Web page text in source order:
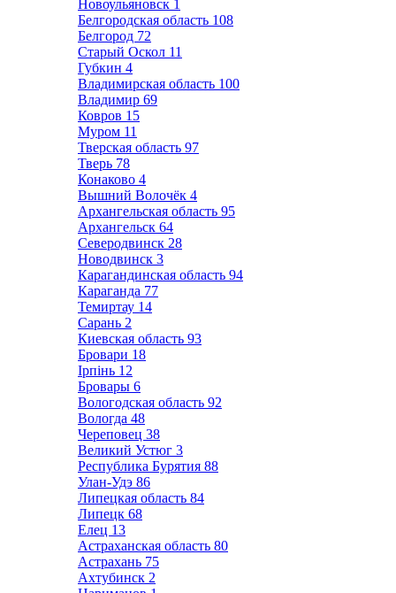
Новоульяновск 1
Белгородская область 108
Белгород 72
Старый Оскол 11
Губкин 4
Владимирская область 100
Владимир 69
Ковров 15
Муром 11
Тверская область 97
Тверь 78
Конаково 4
Вышний Волочёк 4
Архангельская область 95
Архангельск 64
Северодвинск 28
Новодвинск 3
Карагандинская область 94
Караганда 77
Темиртау 14
Сарань 2
Киевская область 93
Бровари 18
Ірпінь 12
Бровары 6
Вологодская область 92
Вологда 48
Череповец 38
Великий Устюг 3
Республика Бурятия 88
Улан-Удэ 86
Липецкая область 84
Липецк 68
Елец 13
Астраханская область 80
Астрахань 75
Ахтубинск 2